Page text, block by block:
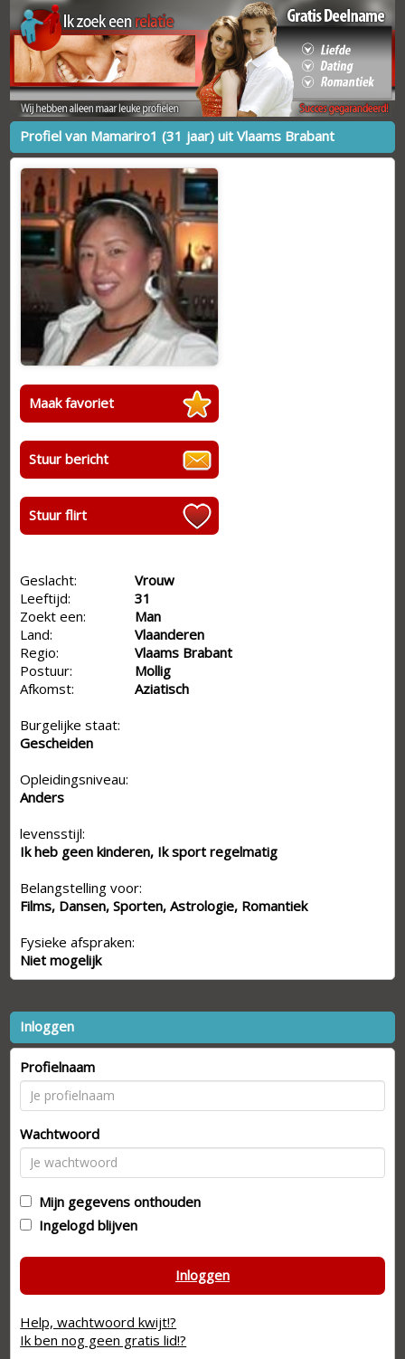
Profiel van Mamariro1 (31 jaar) uit Vlaams Brabant
Maak favoriet
Stuur bericht
Stuur flirt
Geslacht:
Vrouw
Leeftijd:
31
Zoekt een:
Man
Land:
Vlaanderen
Regio:
Vlaams Brabant
Postuur:
Mollig
Afkomst:
Aziatisch
Burgelijke staat:
Gescheiden
Opleidingsniveau:
Anders
levensstijl:
Ik heb geen kinderen, Ik sport regelmatig
Belangstelling voor:
Films, Dansen, Sporten, Astrologie, Romantiek
Fysieke afspraken:
Niet mogelijk
Inloggen
Profielnaam
Wachtwoord
Mijn gegevens onthouden
Ingelogd blijven
Inloggen
Help, wachtwoord kwijt!?
Ik ben nog geen gratis lid!?